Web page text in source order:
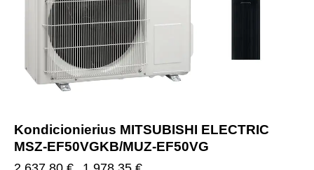
Kondicionierius MITSUBISHI ELECTRIC
MSZ-EF50VGKB/MUZ-EF50VG